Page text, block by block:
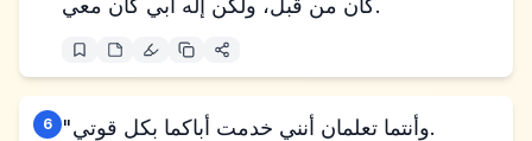
كان من قبل، ولكن إله أبي كان معي.
6 "وأنتما تعلمان أنني خدمت أباكما بكل قوتي.